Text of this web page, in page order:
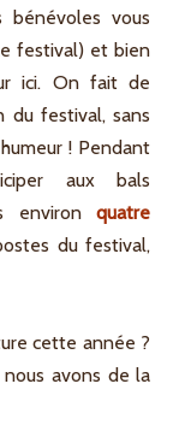
vous
festival) et bien
ici. On fait de
du festival, sans
! Pendant
aux bals
environquatre
du festival,
cette année ?
avons de la